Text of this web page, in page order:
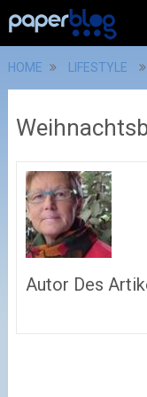
HOME LIFESTYLE
Autor Des